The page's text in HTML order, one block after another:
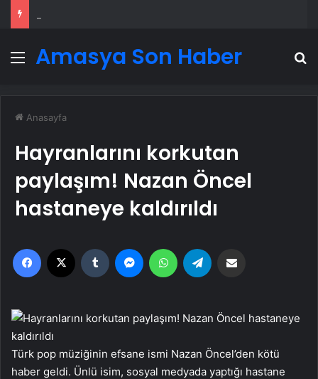
Menü
Amasya Son Haber
Anasayfa
Hayranlarını korkutan
paylaşım! Nazan Öncel
hastaneye kaldırıldı
Facebook Tumblr MessengerWhatsApp
Türk pop müziğinin efsane ismi Nazan Öncel’den kötü
haber geldi. Ünlü isim, sosyal medyada yaptığı hastane